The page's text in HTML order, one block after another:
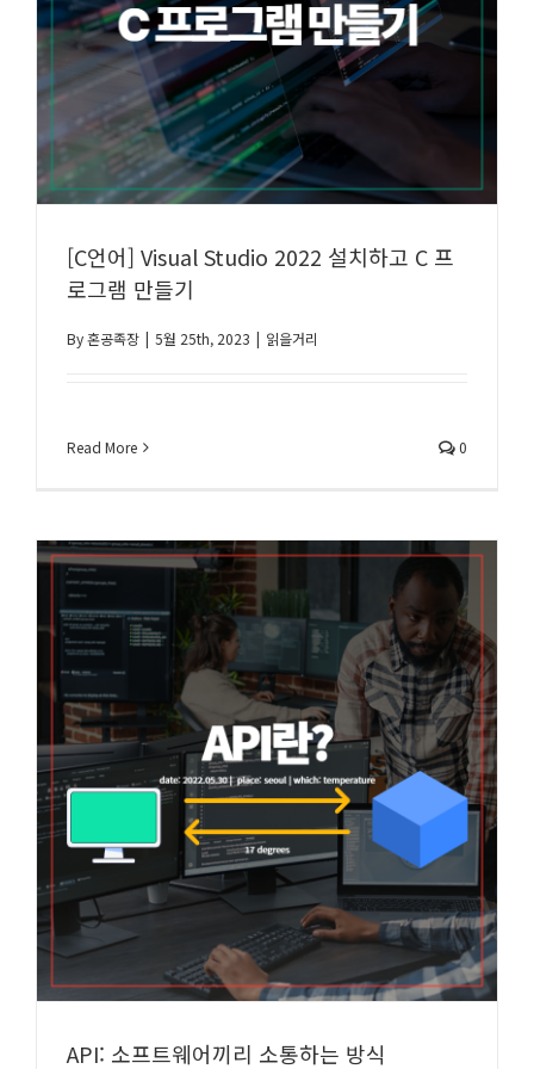
[C언어] Visual Studio 2022 설치하고 C 프
로그램 만들기
By혼공족장 | 5월 25th, 2023 | 읽을거리
Read More 0
API: 소프트웨어끼리 소통하는 방식